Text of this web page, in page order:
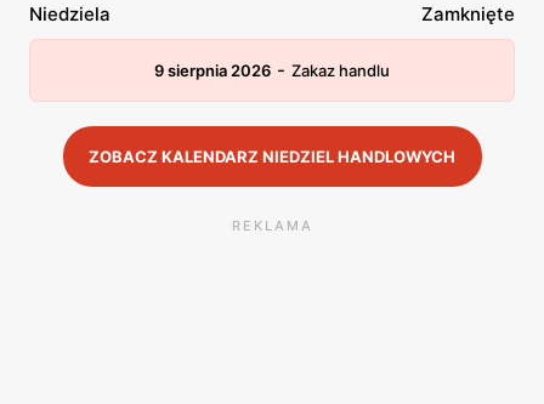
Niedziela
Zamknięte
9 sierpnia 2026 - Zakaz handlu
ZOBACZ KALENDARZ NIEDZIEL HANDLOWYCH
REKLAMA